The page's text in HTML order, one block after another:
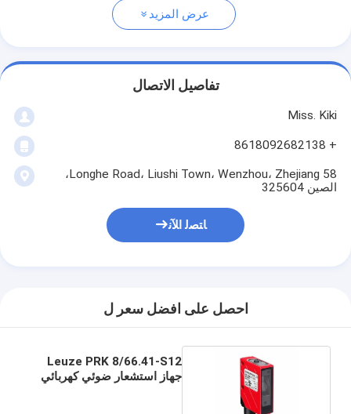
عرض المزيد
تفاصيل الاتصال
Miss. Kiki
+ 8618092682138
58 Longhe Road، Liushi Town، Wenzhou، Zhejiang،
الصين 325604
ﺎﺘﺼﻟ ﺍﻶﻧ
احصل على افضل سعر ل
Leuze PRK 8/66.41-S12
جهاز استشعار ضوئي كهربائي